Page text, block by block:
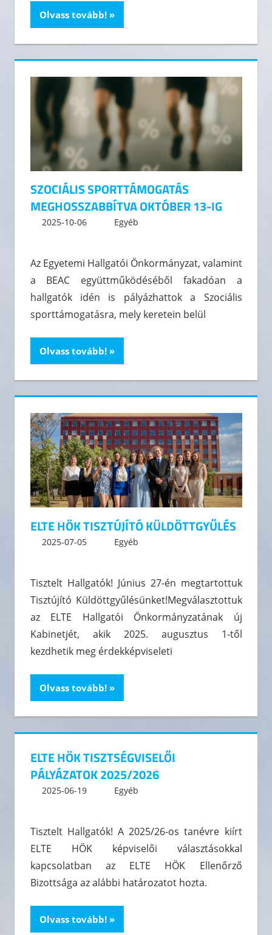
Olvass tovább!
SZOCIÁLIS SPORTTÁMOGATÁS
MEGHOSSZABBÍTVA OKTÓBER 13-IG
2025-10-06 kommunikacio
Egyéb
Az Egyetemi Hallgatói Önkormányzat, valamint
a BEAC együttműködéséből fakadóan a
hallgatók idén is pályázhattok a Szociális
sporttámogatásra, mely keretein belül
Olvass tovább!
ELTE HÖK TISZTÚJÍTÓ KÜLDÖTTGYŰLÉS
2025-07-05 kommunikacio
Egyéb
Tisztelt Hallgatók! Június 27-én megtartottuk
Tisztújító Küldöttgyűlésünket!Megválasztottuk
az ELTE Hallgatói Önkormányzatának új
Kabinetjét, akik 2025. augusztus 1-től
kezdhetik meg érdekképviseleti
Olvass tovább!
ELTE HÖK TISZTSÉGVISELŐI
PÁLYÁZATOK 2025/2026
2025-06-19 kommunikacio
Egyéb
Tisztelt Hallgatók! A 2025/26-os tanévre kiírt
ELTE HÖK képviselői választásokkal
kapcsolatban az ELTE HÖK Ellenőrző
Bizottsága az alábbi határozatot hozta.
Olvass tovább!